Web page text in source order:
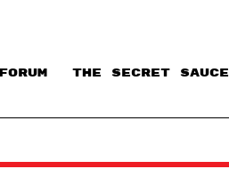
THE SECRET SAUCE​